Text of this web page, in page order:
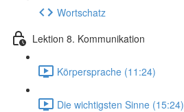
Wortschatz
Lektion 8. Kommunikation
Körpersprache (11:24)
Die wichtigsten Sinne (15:24)